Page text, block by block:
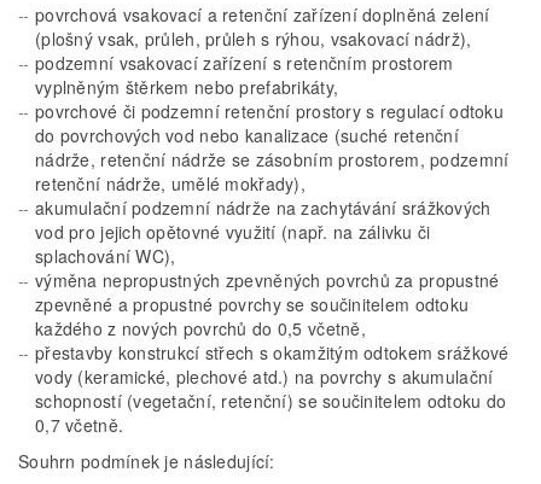
povrchová vsakovací a retenční zařízení doplněná zelení
(plošný vsak, průleh, průleh s rýhou, vsakovací nádrž),
podzemní vsakovací zařízení s retenčním prostorem
vyplněným štěrkem nebo prefabrikáty,
povrchové či podzemní retenční prostory s regulací odtoku
do povrchových vod nebo kanalizace (suché retenční
nádrže, retenční nádrže se zásobním prostorem, podzemní
retenční nádrže, umělé mokřady),
akumulační podzemní nádrže na zachytávání srážkových
vod pro jejich opětovné využití (např. na zálivku či
splachování WC),
výměna nepropustných zpevněných povrchů za propustné
zpevněné a propustné povrchy se součinitelem odtoku
každého z nových povrchů do 0,5 včetně,
přestavby konstrukcí střech s okamžitým odtokem srážkové
vody (keramické, plechové atd.) na povrchy s akumulační
schopností (vegetační, retenční) se součinitelem odtoku do
0,7 včetně.
Souhrn podmínek je následující: